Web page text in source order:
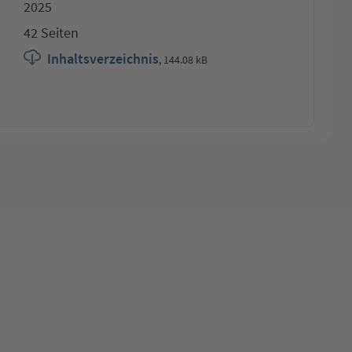
2025
42 Seiten
Inhaltsverzeichnis, 144.08 kB